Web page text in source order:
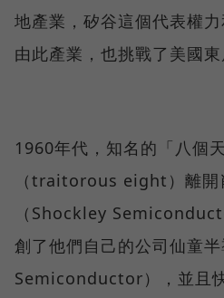
地產業，矽谷這個代表權
由此產業，也挑戰了美國東
1960年代，知名的「八個天
（traitorous eight）離開
（Shockley
創了他們自己的公司仙童
Semiconductor），並且